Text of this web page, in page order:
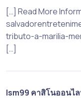
[…] Read More
tributo-a-marilia-
[…]
lsm99 คาสิโนออนไ